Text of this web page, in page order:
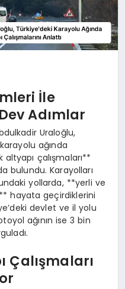
İle
Adımlar
Uraloğlu,
ağında
çalışmaları**
bulundu. Karayolları
yollarda, **yerli ve
hayata geçirdiklerini
devlet ve il yolu
ağının ise 3 bin
Çalışmaları